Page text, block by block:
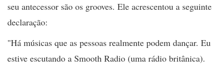
seu antecessor são os grooves. Ele acrescentou a seguinte
declaração:
"Há músicas que as pessoas realmente podem dançar. Eu
estive escutando a Smooth Radio (uma rádio britânica).